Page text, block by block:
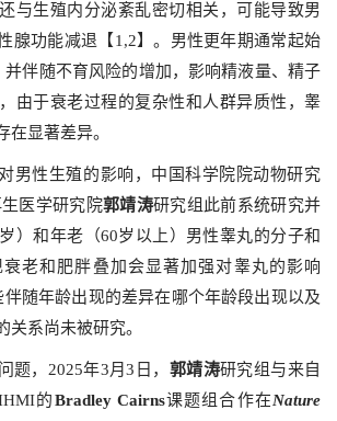
与生殖内分泌紊乱密切相关，可能导致男
腺功能减退【1,2】。男性更年期通常起始
并伴随不育风险的增加，影响精液量、精子
由于衰老过程的复杂性和人群异质性，睾
在显著差异。
男性生殖的影响，中国科学院院动物研究
医学研究院郭靖涛研究组此前系统研究并
）和年老（60岁以上）男性睾丸的分子和
老和肥胖叠加会显著加强对睾丸的影响
伴随年龄出现的差异在哪个年龄段出现以及
关系尚未被研究。
题，2025年3月3日， 郭靖涛研究组与来自
的Bradley Cairns课题组合作在Nature